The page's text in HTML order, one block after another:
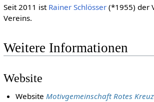
Seit 2011 ist Rainer Schlösser(*1955) der
Vereins.
Weitere Informationen
Website
WebsiteMotivgemeinschaft Rotes Kreuz